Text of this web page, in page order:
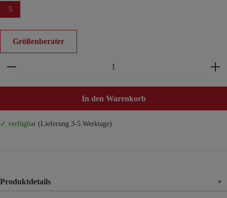
5
Größenberater
Produkt Anzahl: Gib den gewünschten Wert ein
In den Warenkorb
✓ verfügbar (Lieferung 3-5 Werktage)
Produktdetails +